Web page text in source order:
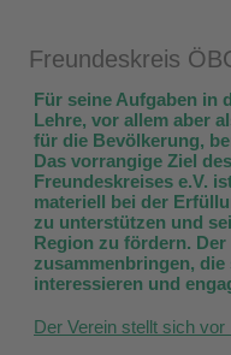
Freundeskreis
Für seine Aufgaben in
Lehre, vor allem aber
für die Bevölkerung,
Das vorrangige Ziel
Freundeskreises e.V.
materiell bei der
zu unterstützen und
Region zu fördern.
zusammenbringen,
interessieren und
Der Verein stellt sich